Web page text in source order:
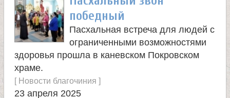
и
м
о
победный
Пасхальная встреча для людей с
ограниченными возможностями
здоровья прошла в каневском Покровском
храме.
[ Новости благочиния ]
23 апреля 2025